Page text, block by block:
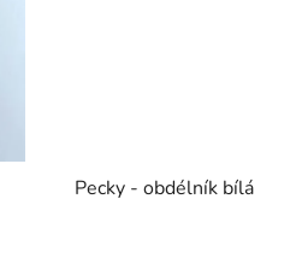
Pecky - obdélník bílá